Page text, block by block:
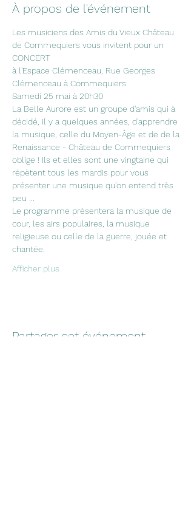
À propos de l'événement
Les musiciens des Amis du Vieux Château
de Commequiers vous invitent pour un
CONCERT
à l'Espace Clémenceau, Rue Georges
Clémenceau à Commequiers
Samedi 25 mai à 20h30
La Belle Aurore est un groupe d'amis qui à
décidé, il y a quelques années, d'apprendre
la musique, celle du Moyen-Âge et de de la
Renaissance - Château de Commequiers
oblige ! Ils et elles sont une vingtaine qui
répètent tous les mardis pour vous
présenter une musique qu'on entend très
peu ...
Le programme présentera la musique de
cour, les airs populaires, la musique
religieuse ou celle de la guerre, jouée et
chantée.
Afficher plus
Partager cet événement